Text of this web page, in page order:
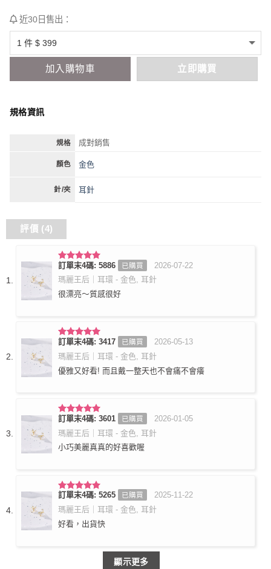
近30日售出：
加入購物車 立即購買
規格資訊
規格 成對銷售
顏色 金色
針/夾 耳針
評價 (4)
評分5滿
分 5
訂單末4碼: 5886 已購買
2026-07-22
瑪麗王后｜耳環 - 金色, 耳針
很漂亮～質感很好
評分5滿
分 5
訂單末4碼: 3417 已購買
2026-05-13
瑪麗王后｜耳環 - 金色, 耳針
優雅又好看! 而且戴一整天也不會痛不會癢
評分5滿
分 5
訂單末4碼: 3601 已購買
2026-01-05
瑪麗王后｜耳環 - 金色, 耳針
小巧美麗真真的好喜歡喔
評分5滿
分 5
訂單末4碼: 5265 已購買
2025-11-22
瑪麗王后｜耳環 - 金色, 耳針
好看，出貨快
顯示更多